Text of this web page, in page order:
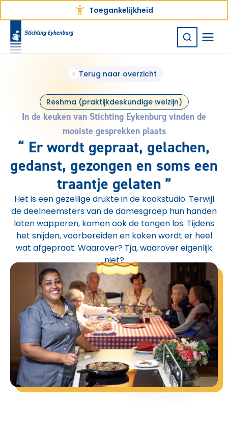
Toegankelijkheid
Terug naar overzicht
Reshma (praktijkdeskundige welzijn)
In de keuken van Stichting Eykenburg vinden de
mooiste gesprekken plaats
Er wordt gepraat, gelachen,
gedanst, gezongen en soms een
traantje gelaten
Het is een gezellige drukte in de kookstudio. Terwijl
de deelneemsters van de damesgroep hun handen
laten wapperen, komen ook de tongen los. Tijdens
het snijden, voorbereiden en koken wordt er heel
wat afgepraat. Waarover? Tja, waarover eigenlijk
niet?